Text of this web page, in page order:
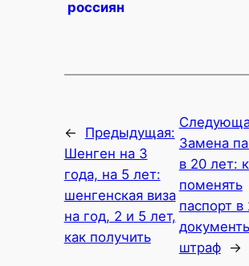
россиян
←
Предыдущая:
Шенген на 3
года, на 5 лет:
шенгенская виза
на год, 2 и 5 лет,
как получить
Замена
в 20 лет:
поменять
паспорт в
штраф
→